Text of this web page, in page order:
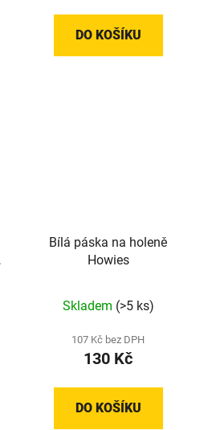
z
DO KOŠÍKU
Bílá páska na holeně
Howies
Skladem (>5 ks)
107 Kč bez DPH
130 Kč
DO KOŠÍKU